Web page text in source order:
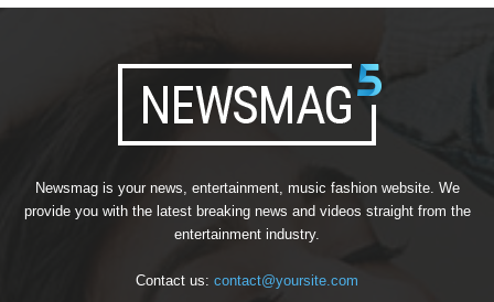
Newsmag is your news, entertainment, music fashion website. We
provide you with the latest breaking news and videos straight from the
entertainment industry.
Contact us: contact@yoursite.com